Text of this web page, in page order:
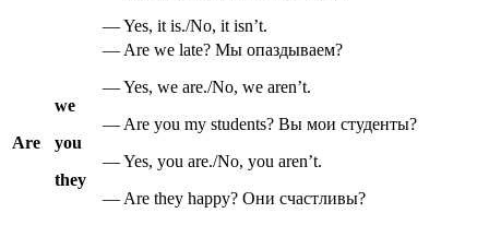
— Yes, it is./No, it isn’t.
Are
we
you
they
— Are we late? Мы опаздываем?
— Yes, we are./No, we aren’t.
— Are you my students? Вы мои студенты?
— Yes, you are./No, you aren’t.
— Are they happy? Они счастливы?